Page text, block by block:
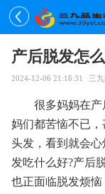
产后脱发怎
2024-12-06 21:16:31 三
很多妈妈在
妈们都苦恼不已
头发，看到就会
发吃什么好?产后
也正面临脱发烦恼